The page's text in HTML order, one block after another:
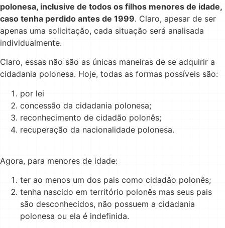
polonesa, inclusive de todos os filhos menores de idade,
caso tenha perdido antes de 1999. Claro, apesar de ser
apenas uma solicitação, cada situação será analisada
individualmente.
Claro, essas não são as únicas maneiras de se adquirir a
cidadania polonesa. Hoje, todas as formas possíveis são:
por lei
concessão da cidadania polonesa;
reconhecimento de cidadão polonês;
recuperação da nacionalidade polonesa.
Agora, para menores de idade:
ter ao menos um dos pais como cidadão polonês;
tenha nascido em território polonês mas seus pais
são desconhecidos, não possuem a cidadania
polonesa ou ela é indefinida.